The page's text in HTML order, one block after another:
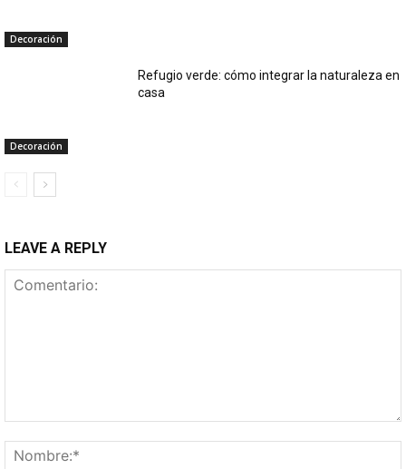
Decoración
Decoración
Refugio verde: cómo integrar la naturaleza en
casa
LEAVE A REPLY